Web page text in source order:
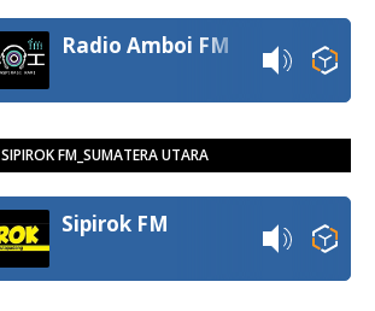
Radio Amboi FM
SIPIROK FM_SUMATERA UTARA
Sipirok FM